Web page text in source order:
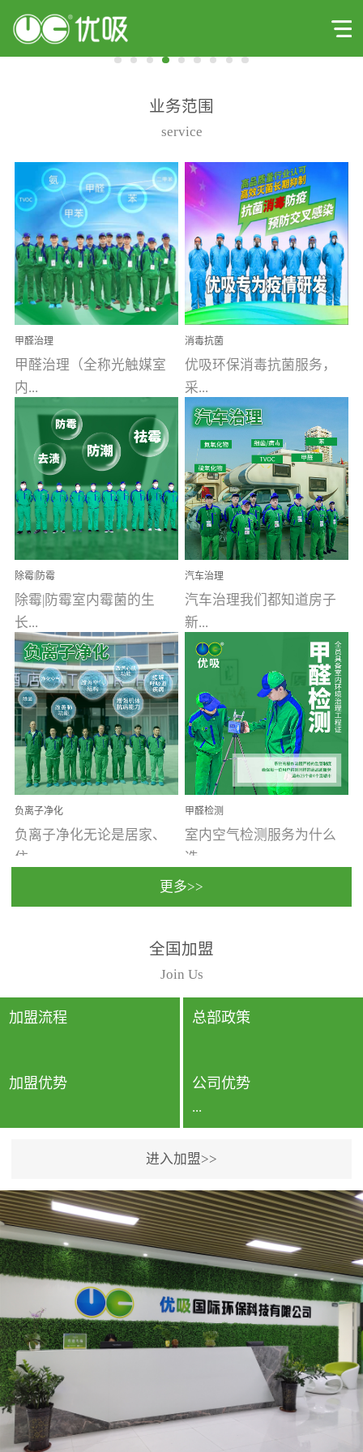
业务范围
service
甲醛治理
甲醛治理（全称光触媒室
内...
空气污染净化治理）工业
文明的进步，创造了多姿
多彩的家居产品和生活情
调，但也带来了以甲醛为
首的室内...
消毒抗菌
优吸环保消毒抗菌服务，
采...
用行业公认奥维牌消毒
液，具备杀死人体冠状病
毒的功效，杀菌率
99.99%。相对于传统消毒
液来说，无...
除霉|防霉
除霉|防霉室内霉菌的生
长...
受温度、湿度、基质养
分、通风四个条件影响，
温暖潮湿、营养物质多、
通风缓慢的空间最易滋生
大量霉菌的...
汽车治理
汽车治理我们都知道房子
新...
装修完会有甲醛，其实汽
车的甲醛超标问题更为严
重。汽车的空间范围小，
配件、皮具、装饰多，这
些都是汽...
负离子净化
负离子净化无论是居家、
住...
动，人类长时间停留的室
内空间都有整体消毒的需
要。因为空间内人流携带
的、空气...
甲醛检测
室内空气检测服务为什么
选...
行国家规定的标准检测方
法，空气采样量准确，检
测结果可靠，远胜于其他
检测...
更多>>
全国加盟
Join Us
加盟流程 总部政策
加盟优势 公司优势
...
专利保护优势、双甲资质
企业（“室内环境净化治理
甲级施工资质”“室内环境
污染治理资质等级证
书”）、拥有多名高级《环
境工程高级工程师》室内
空气治理资格认证的治理
人员、掌握室内空气净化
治理实用技术和五项专利
技术、八项计算机软件著
作权登记证书等。研发实
进入加盟>>